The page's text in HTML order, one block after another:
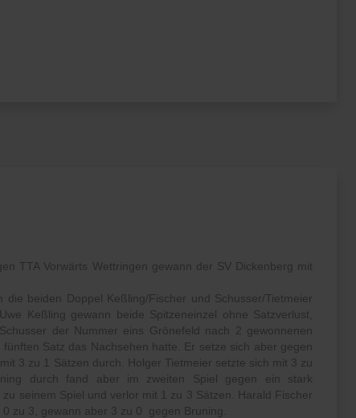
TTA Vorwärts Wettringen gewann der SV Dickenberg mit
die beiden Doppel Keßling/Fischer und Schusser/Tietmeier
Keßling gewann beide Spitzeneinzel ohne Satzverlust,
der Nummer eins Grönefeld nach 2 gewonnenen
fünften Satz das Nachsehen hatte. Er setze sich aber gegen
3 zu 1 Sätzen durch. Holger Tietmeier setzte sich mit 3 zu
durch fand aber im zweiten Spiel gegen ein stark
seinem Spiel und verlor mit 1 zu 3 Sätzen. Harald Fischer
zu 3, gewann aber 3 zu 0 gegen Bruning.